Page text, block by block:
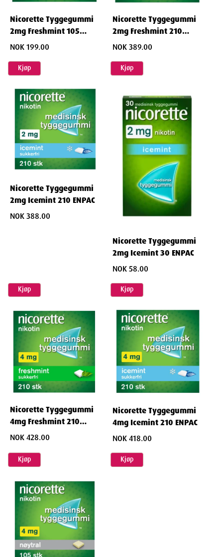
Nicorette Tyggegummi
2mg Freshmint 105
ENPAC
NOK 199.00
Kjøp
Nicorette Tyggegummi
2mg Freshmint 210
ENPAC
NOK 389.00
Kjøp
Nicorette Tyggegummi
2mg Icemint 210 ENPAC
NOK 388.00
Kjøp
Nicorette Tyggegummi
2mg Icemint 30 ENPAC
NOK 58.00
Kjøp
Nicorette Tyggegummi
4mg Freshmint 210
ENPAC
NOK 428.00
Kjøp
Nicorette Tyggegummi
4mg Icemint 210 ENPAC
NOK 418.00
Kjøp